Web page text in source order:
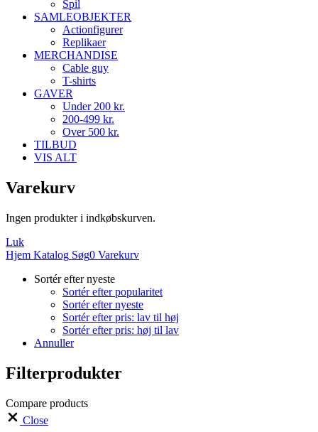
Spil
SAMLEOBJEKTER
Actionfigurer
Replikaer
MERCHANDISE
Cable guy
T-shirts
GAVER
Under 200 kr.
200-499 kr.
Over 500 kr.
TILBUD
VIS ALT
Varekurv
Ingen produkter i indkøbskurven.
Luk
Hjem Katalog Søg0 Varekurv
Sortér efter nyeste
Sortér efter popularitet
Sortér efter nyeste
Sortér efter pris: lav til høj
Sortér efter pris: høj til lav
Annuller
Filterprodukter
Compare products
Close